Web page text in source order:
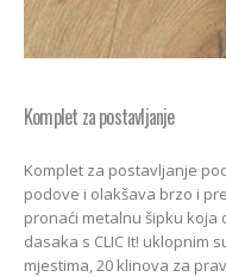
Komplet za postavljanje
Komplet za postavljanje
podove i olakšava brzo i
pronaći metalnu šipku
dasaka s CLIC It! uklopnim
mjestima, 20 klinova za